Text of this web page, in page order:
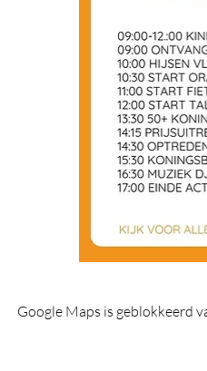
Google Maps is geblokkeerd